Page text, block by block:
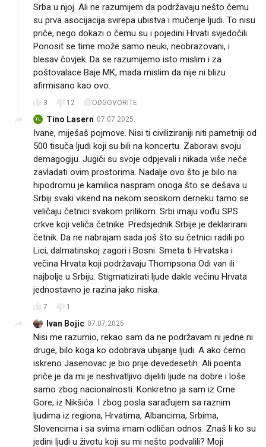
Srba u njoj. Ali ne razumijem da podržavaju nešto čemu
su prva asocijacija svirepa ubistva i mučenje ljudi. To nisu
priče, nego dokazi o čemu su i pojedini Hrvati svjedočili.
Ponosit se time može samo neuki, neobrazovani, i
blesav čovjek. Da se razumijemo isto mislim i za
poštovalace Baje MK, mada mislim da nije ni blizu
afirmisano kao ovo.
3 12 ODGOVORITE
TL Tino Lasern 07.07.2025.
Ivane, miješaš pojmove. Nisi ti civiliziraniji niti pametniji od
500 tisuča ljudi koji su bili na koncertu. Zaboravi svoju
demagogiju. Jugiči su svoje odpjevali i nikada više neče
zavladati ovim prostorima. Nadalje ovo što je bilo na
hipodromu je kamilica naspram onoga što se dešava u
Srbiji svaki vikend na nekom seoskom derneku tamo se
veličaju četnici svakom prilikom. Srbi imaju vođu SPS
crkve koji veliča četnike. Predsjednik Srbije je deklarirani
četnik. Da ne nabrajam sada još što su četnici radili po
Lici, dalmatinskoj zagori i Bosni. Smeta ti Hrvatska i
večina Hrvata koji podržavaju Thompsona Odi van ili
najbolje u Srbiju. Stigmatizirati ljude dakle večinu Hrvata
jednostavno je razina jako niska.
7 1
Ivan Bojic 07.07.2025.
Nisi me razumio, rekao sam da ne podržavam ni jedne ni
druge, bilo koga ko odobrava ubijanje ljudi. A ako ćemo
iskreno Jasenovac je bio prije devedesetih. Ali poenta
priče je da mi je neshvatljivo dijeliti ljude na dobre i loše
samo zbog nacionalnosti. Konkretno ja sam iz Crne
Gore, iz Nikšića. I zbog posla sarađujem sa raznim
ljudima iz regiona, Hrvatima, Albancima, Srbima,
Slovencima i sa svima imam odličan odnos. Znaš li ko su
jedini ljudi u životu koji su mi nešto podvalili? Moji